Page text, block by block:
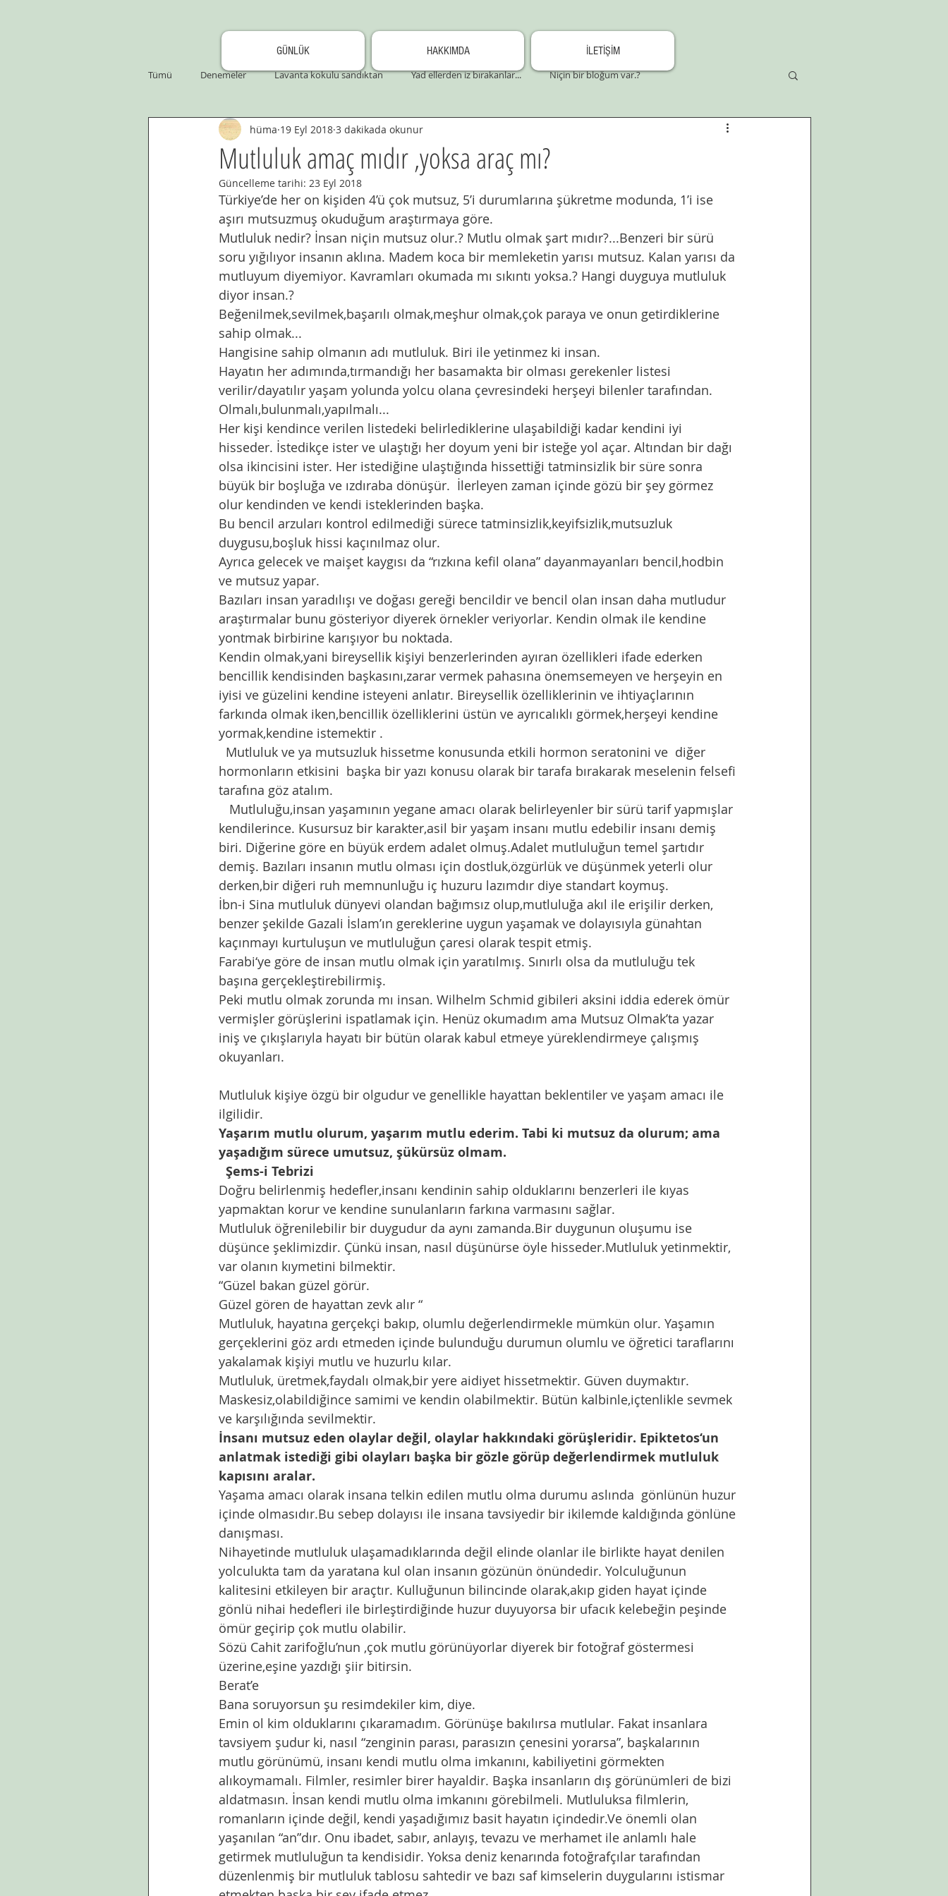
GÜNLÜK HAKKIMDA
İLETİŞİM
Tümü
Denemeler Lavanta kokulu sandıktan Yad ellerden iz bırakanlar... Niçin bir bloğum var.?
Mutluluk amaç mıdır ,yoksa araç mı?
hüma 19 Eyl 2018 3 dakikada okunur
Güncelleme tarihi: 23 Eyl 2018
Türkiye’de her on kişiden 4’ü çok mutsuz, 5’i durumlarına şükretme modunda, 1’i ise
aşırı mutsuzmuş okuduğum araştırmaya göre.
Mutluluk nedir? İnsan niçin mutsuz olur.? Mutlu olmak şart mıdır?...Benzeri bir sürü
soru yığılıyor insanın aklına. Madem koca bir memleketin yarısı mutsuz. Kalan yarısı da
mutluyum diyemiyor. Kavramları okumada mı sıkıntı yoksa.? Hangi duyguya mutluluk
diyor insan.?
Beğenilmek,sevilmek,başarılı olmak,meşhur olmak,çok paraya ve onun getirdiklerine
sahip olmak...
Hangisine sahip olmanın adı mutluluk. Biri ile yetinmez ki insan.
Hayatın her adımında,tırmandığı her basamakta bir olması gerekenler listesi
verilir/dayatılır yaşam yolunda yolcu olana çevresindeki herşeyi bilenler tarafından.
Olmalı,bulunmalı,yapılmalı...
Her kişi kendince verilen listedeki belirlediklerine ulaşabildiği kadar kendini iyi
hisseder. İstedikçe ister ve ulaştığı her doyum yeni bir isteğe yol açar. Altından bir dağı
olsa ikincisini ister. Her istediğine ulaştığında hissettiği tatminsizlik bir süre sonra
büyük bir boşluğa ve ızdıraba dönüşür.  İlerleyen zaman içinde gözü bir şey görmez
olur kendinden ve kendi isteklerinden başka.
Bu bencil arzuları kontrol edilmediği sürece tatminsizlik,keyifsizlik,mutsuzluk
duygusu,boşluk hissi kaçınılmaz olur.
Ayrıca gelecek ve maişet kaygısı da “rızkına kefil olana” dayanmayanları bencil,hodbin
ve mutsuz yapar.
Bazıları insan yaradılışı ve doğası gereği bencildir ve bencil olan insan daha mutludur
araştırmalar bunu gösteriyor diyerek örnekler veriyorlar. Kendin olmak ile kendine
yontmak birbirine karışıyor bu noktada.
Kendin olmak,yani bireysellik kişiyi benzerlerinden ayıran özellikleri ifade ederken
bencillik kendisinden başkasını,zarar vermek pahasına önemsemeyen ve herşeyin en
iyisi ve güzelini kendine isteyeni anlatır. Bireysellik özelliklerinin ve ihtiyaçlarının
farkında olmak iken,bencillik özelliklerini üstün ve ayrıcalıklı görmek,herşeyi kendine
yormak,kendine istemektir .
hormonların etkisini  başka bir yazı konusu olarak bir tarafa bırakarak meselenin felsefi
tarafına göz atalım.
kendilerince. Kusursuz bir karakter,asil bir yaşam insanı mutlu edebilir insanı demiş
biri. Diğerine göre en büyük erdem adalet olmuş.Adalet mutluluğun temel şartıdır
demiş. Bazıları insanın mutlu olması için dostluk,özgürlük ve düşünmek yeterli olur
derken,bir diğeri ruh memnunluğu iç huzuru lazımdır diye standart koymuş.
İbn-i Sina mutluluk dünyevi olandan bağımsız olup,mutluluğa akıl ile erişilir derken,
benzer şekilde Gazali İslam’ın gereklerine uygun yaşamak ve dolayısıyla günahtan
kaçınmayı kurtuluşun ve mutluluğun çaresi olarak tespit etmiş.
Farabi‘ye göre de insan mutlu olmak için yaratılmış. Sınırlı olsa da mutluluğu tek
başına gerçekleştirebilirmiş.
Peki mutlu olmak zorunda mı insan. Wilhelm Schmid gibileri aksini iddia ederek ömür
vermişler görüşlerini ispatlamak için. Henüz okumadım ama Mutsuz Olmak’ta yazar
iniş ve çıkışlarıyla hayatı bir bütün olarak kabul etmeye yüreklendirmeye çalışmış
okuyanları.
Mutluluk kişiye özgü bir olgudur ve genellikle hayattan beklentiler ve yaşam amacı ile
ilgilidir.
Yaşarım mutlu olurum, yaşarım mutlu ederim. Tabi ki mutsuz da olurum; ama
yaşadığım sürece umutsuz, şükürsüz olmam.
Şems-i Tebrizi
Doğru belirlenmiş hedefler,insanı kendinin sahip olduklarını benzerleri ile kıyas
yapmaktan korur ve kendine sunulanların farkına varmasını sağlar.
Mutluluk öğrenilebilir bir duygudur da aynı zamanda.Bir duygunun oluşumu ise
düşünce şeklimizdir. Çünkü insan, nasıl düşünürse öyle hisseder.Mutluluk yetinmektir,
var olanın kıymetini bilmektir.
“Güzel bakan güzel görür.
Güzel gören de hayattan zevk alır “
Mutluluk, hayatına gerçekçi bakıp, olumlu değerlendirmekle mümkün olur. Yaşamın
gerçeklerini göz ardı etmeden içinde bulunduğu durumun olumlu ve öğretici taraflarını
yakalamak kişiyi mutlu ve huzurlu kılar.
Mutluluk, üretmek,faydalı olmak,bir yere aidiyet hissetmektir. Güven duymaktır.
Maskesiz,olabildiğince samimi ve kendin olabilmektir. Bütün kalbinle,içtenlikle sevmek
ve karşılığında sevilmektir.
İnsanı mutsuz eden olaylar değil, olaylar hakkındaki görüşleridir. Epiktetos‘un
anlatmak istediği gibi olayları başka bir gözle görüp değerlendirmek mutluluk
kapısını aralar.
Yaşama amacı olarak insana telkin edilen mutlu olma durumu aslında  gönlünün huzur
içinde olmasıdır.Bu sebep dolayısı ile insana tavsiyedir bir ikilemde kaldığında gönlüne
danışması.
Nihayetinde mutluluk ulaşamadıklarında değil elinde olanlar ile birlikte hayat denilen
yolculukta tam da yaratana kul olan insanın gözünün önündedir. Yolculuğunun
kalitesini etkileyen bir araçtır. Kulluğunun bilincinde olarak,akıp giden hayat içinde
gönlü nihai hedefleri ile birleştirdiğinde huzur duyuyorsa bir ufacık kelebeğin peşinde
ömür geçirip çok mutlu olabilir.
Sözü Cahit zarifoğlu’nun ,çok mutlu görünüyorlar diyerek bir fotoğraf göstermesi
üzerine,eşine yazdığı şiir bitirsin.
Berat’e
Bana soruyorsun şu resimdekiler kim, diye.
Emin ol kim olduklarını çıkaramadım. Görünüşe bakılırsa mutlular. Fakat insanlara
tavsiyem şudur ki, nasıl “zenginin parası, parasızın çenesini yorarsa”, başkalarının
mutlu görünümü, insanı kendi mutlu olma imkanını, kabiliyetini görmekten
alıkoymamalı. Filmler, resimler birer hayaldir. Başka insanların dış görünümleri de bizi
aldatmasın. İnsan kendi mutlu olma imkanını görebilmeli. Mutluluksa filmlerin,
romanların içinde değil, kendi yaşadığımız basit hayatın içindedir.Ve önemli olan
yaşanılan “an”dır. Onu ibadet, sabır, anlayış, tevazu ve merhamet ile anlamlı hale
getirmek mutluluğun ta kendisidir. Yoksa deniz kenarında fotoğrafçılar tarafından
düzenlenmiş bir mutluluk tablosu sahtedir ve bazı saf kimselerin duygularını istismar